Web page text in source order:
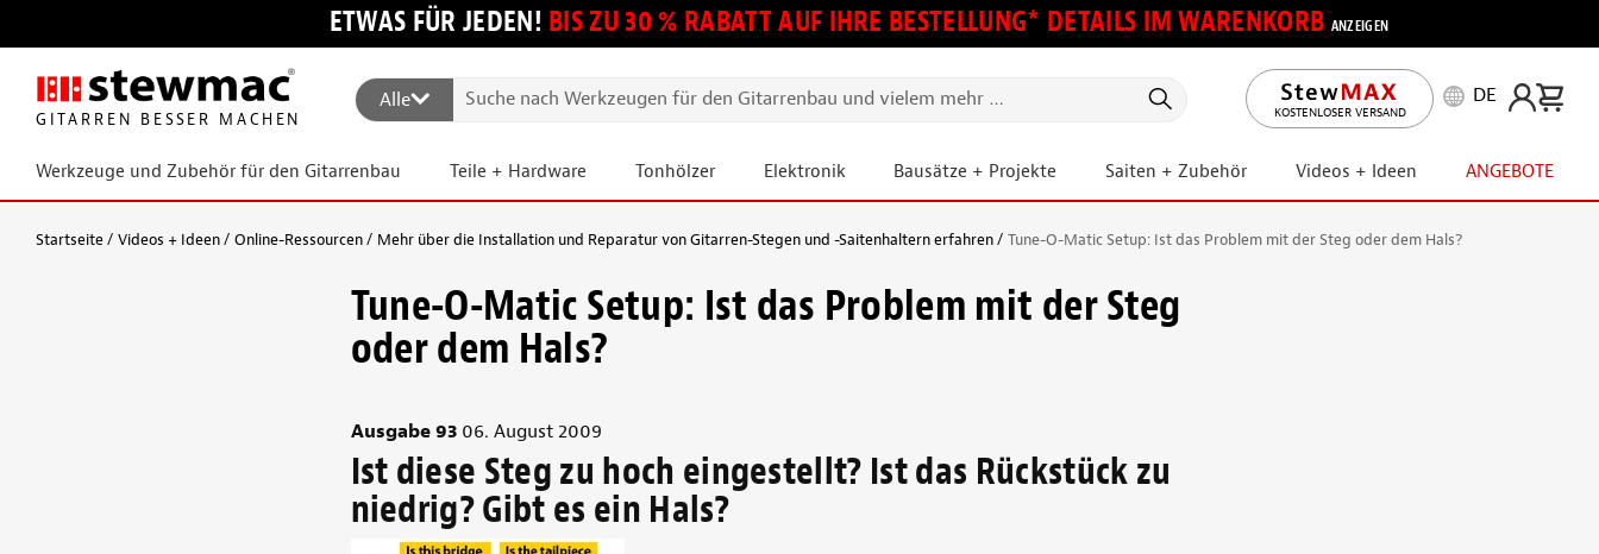
ETWAS FÜR JEDEN! BIS ZU 30 % RABATT AUF IHRE BESTELLUNG* DETAILS IM WARENKORB ANZEIGEN
GITARREN BESSER MACHEN
Alle
KOSTENLOSER VERSAND
DE
Werkzeuge und Zubehör für den Gitarrenbau Teile + Hardware Tonhölzer Elektronik Bausätze + Projekte Saiten + Zubehör Videos + Ideen ANGEBOTE
Startseite Videos + Ideen Online-Ressourcen Mehr über die Installation und Reparatur von Gitarren-Stegen und -Saitenhaltern erfahren Tune-O-Matic Setup: Ist das Problem mit der Steg oder dem Hals?
Tune-O-Matic Setup: Ist das Problem mit der Steg
oder dem Hals?
Ausgabe 9306. August 2009
Ist diese Steg zu hoch eingestellt? Ist das Rückstück zu
niedrig? Gibt es ein Hals?